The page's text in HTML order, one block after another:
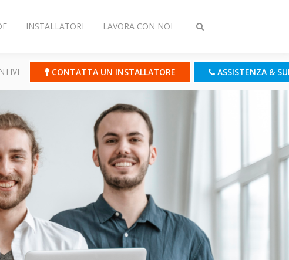
Attiva/disattiva
INSTALLATORI LAVORA CON NOI
CONTATTA UN INSTALLATORE ASSISTENZA &